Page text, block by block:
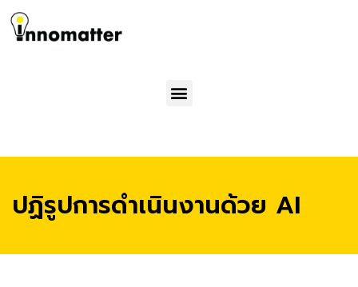
Menu
ปฏิรูปการดำเนินงานด้วย AI